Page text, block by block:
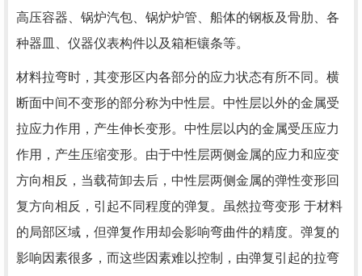
高压容器、锅炉汽包、锅炉炉管、船体的钢板及骨肋、各
种器皿、仪器仪表构件以及箱柜镶条等。
材料拉弯时，其变形区内各部分的应力状态有所不同。横
断面中间不变形的部分称为中性层。中性层以外的金属受
拉应力作用，产生伸长变形。中性层以内的金属受压应力
作用，产生压缩变形。由于中性层两侧金属的应力和应变
方向相反，当载荷卸去后，中性层两侧金属的弹性变形回
复方向相反，引起不同程度的弹复。虽然拉弯变形 于材料
的局部区域，但弹复作用却会影响弯曲件的精度。弹复的
影响因素很多，而这些因素难以控制，由弹复引起的拉弯